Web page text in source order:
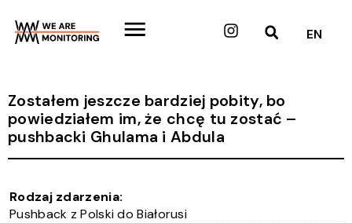
treści
Instagram EN
Zostałem jeszcze bardziej pobity, bo
powiedziałem im, że chcę tu zostać –
pushbacki Ghulama i Abdula
Rodzaj zdarzenia:
Pushback z Polski do Białorusi